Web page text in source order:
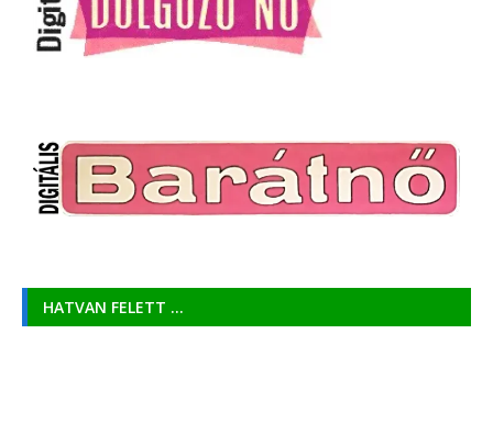
HATVAN FELETT …